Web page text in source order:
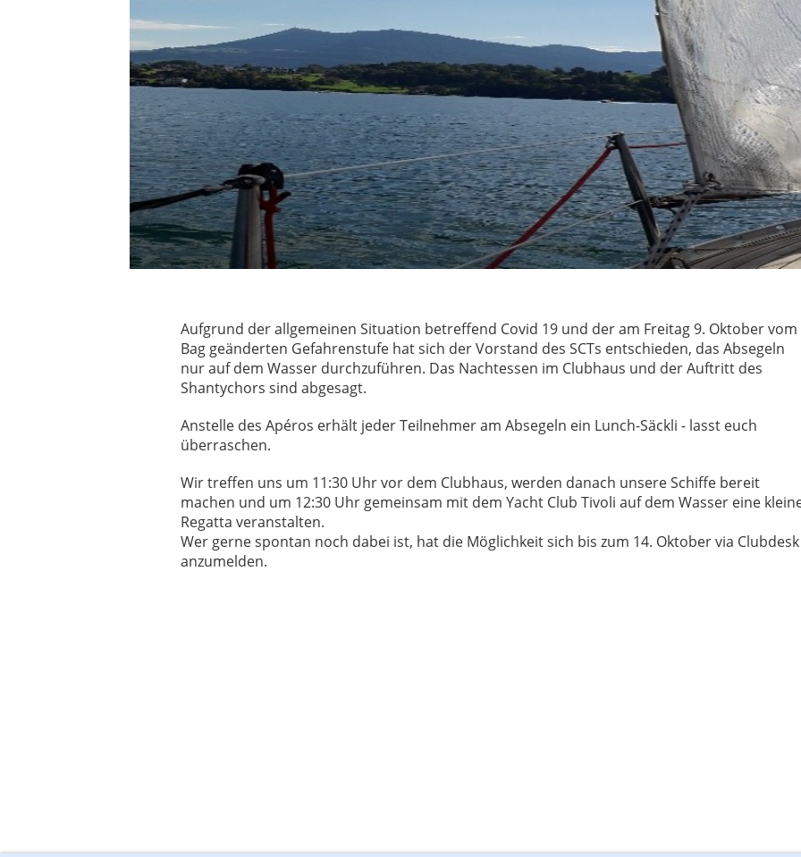
Aufgrund der allgemeinen Situation betreffend Covid 19 und der am Freitag 9. Oktober vom
Bag geänderten Gefahrenstufe hat sich der Vorstand des SCTs entschieden, das Absegeln
nur auf dem Wasser durchzuführen. Das Nachtessen im Clubhaus und der Auftritt des
Shantychors sind abgesagt.
Anstelle des Apéros erhält jeder Teilnehmer am Absegeln ein Lunch-Säckli - lasst euch
überraschen.
Wir treffen uns um 11:30 Uhr vor dem Clubhaus, werden danach unsere Schiffe bereit
machen und um 12:30 Uhr gemeinsam mit dem Yacht Club Tivoli auf dem Wasser eine
Regatta veranstalten.
Wer gerne spontan noch dabei ist, hat die Möglichkeit sich bis zum 14. Oktober via Clubdesk
anzumelden.